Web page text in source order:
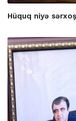
Hüquq niyə